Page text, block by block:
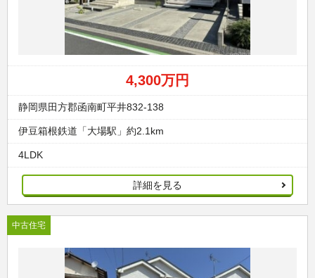
4,300万円
静岡県田方郡函南町平井832-138
伊豆箱根鉄道「大場駅」約2.1km
4LDK
詳細を見る
中古住宅